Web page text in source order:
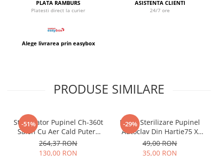
PLATA RAMBURS
Platesti direct la curier
ASISTENTA CLIENTI
24/7 ore
Alege livrarea prin easybox
PRODUSE SIMILARE
-51%
Sterilizator Pupinel Ch-360t
Salon Cu Aer Cald Putere
300w + 10 pungi sterilizare
264,37 RON
130,00 RON
-29%
Pungi Sterilizare Pupinel
Autoclav Din Hartie75 X
150mm Set 100 Buc
49,00 RON
35,00 RON